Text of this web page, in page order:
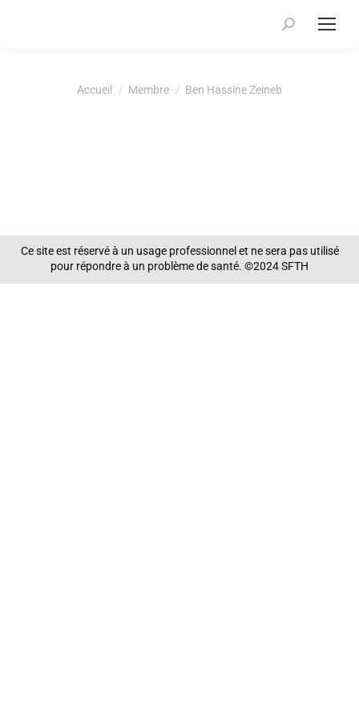
Recherche
Vous êtes ici :Accueil Membre Ben Hassine Zeineb
Ce site est réservé à un usage professionnel et ne sera pas utilisé
pour répondre à un problème de santé. ©2024 SFTH